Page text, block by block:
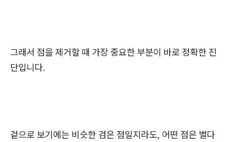
그래서 점을 제거할 때 가장 중요한 부분이 바로 정확한 진
단입니다.
겉으로 보기에는 비슷한 검은 점일지라도, 어떤 점은 별다